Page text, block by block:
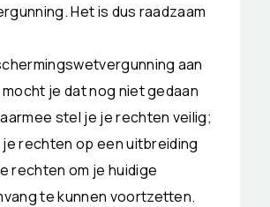
Het is dus raadzaam
aan
je dat nog niet gedaan
stel je je rechten veilig;
rechten op een uitbreiding
rechten om je huidige
te kunnen voortzetten.